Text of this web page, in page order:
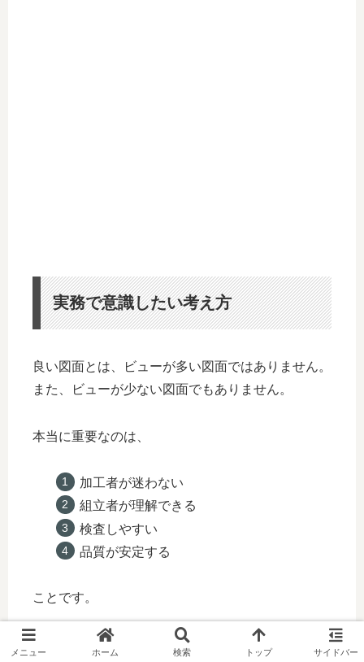
実務で意識したい考え方
良い図面とは、ビューが多い図面ではありません。
また、ビューが少ない図面でもありません。
本当に重要なのは、
加工者が迷わない
組立者が理解できる
検査しやすい
品質が安定する
ことです。
そのため、
メニュー ホーム 検索 トップ サイドバー